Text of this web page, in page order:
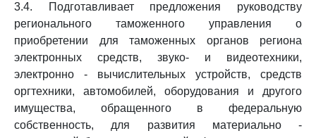
3.4. Подготавливает предложения руководству
регионального таможенного управления о
приобретении для таможенных органов региона
электронных средств, звуко- и видеотехники,
электронно - вычислительных устройств, средств
оргтехники, автомобилей, оборудования и другого
имущества, обращенного в федеральную
собственность, для развития материально -